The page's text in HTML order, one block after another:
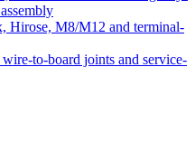
Hirose, M8/M12 and terminal-
to-board joints and service-